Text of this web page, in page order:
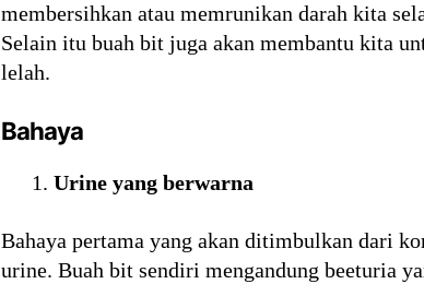
membersihkan atau memrunikan darah kita
Selain itu buah bit juga akan membantu kita
lelah.
Bahaya
Urine yang berwarna
Bahaya pertama yang akan ditimbulkan dari
urine. Buah bit sendiri mengandung beeturia